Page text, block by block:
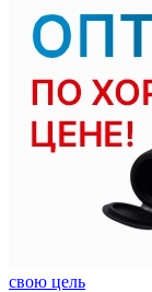
свою цель